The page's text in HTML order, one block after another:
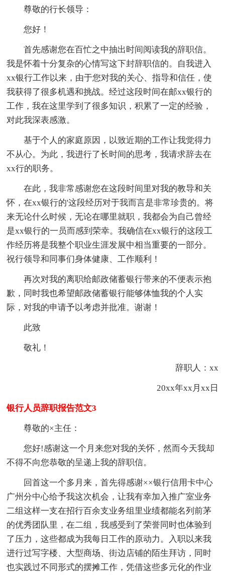
尊敬的行长领导：
您好！
首先感谢您在百忙之中抽出时间阅读我的辞职信。
我是怀着十分复杂的心情写这下封辞职信的。自我进入
xx银行工作以来，由于您对我的关心、指导和信任，使
我获得了很多机遇和挑战。经过这段时间在邮xx银行的
工作，我在这里学到了很多知识，积累了一定的经验，
对此我深表感激。
基于个人的家庭原因，以致近期的工作让我觉得力
不从心。为此，我进行了长时间的思考，我请求辞去在
xx行的职务。
在此，我非常感谢您在这段时间里对我的教导和关
怀，在xx银行的'这段经历对于我而言是非常珍贵的。将
来无论什么时候，无论在哪里就职，我都会为自己曾经
是xx银行的一员而感到荣幸。我确信在xx银行的这段工
作经历将是我整个职业生涯发展中相当重要的一部分。
祝行领导和同事们身体健康、工作顺利！
再次对我的离职给邮政储蓄银行带来的不便表示抱
歉，同时我也希望邮政储蓄银行能够体恤我的个人实
际，对我的申请予以考虑并批准。谢谢！
此致
敬礼！
辞职人：xx
20xx年xx月xx日
银行人员辞职报告范文3
尊敬的×主任：
您好!感谢这一个月来您对我的关怀，然而今天我却
不得不向您恭敬的呈递上我的辞职信。
回首这一个多月来，首先得感谢××银行信用卡中心
广州分中心给予我这次机会，让我有幸加入推广室业务
二组这样一支在招行百余支业务组里业绩都能名列前茅
的优秀团队里，在二组，我感受到了荣誉同时也体验到
了压力，这些都成为我每日工作的原动力。入职以来我
进行过写字楼、大型商场、街边店铺的陌生拜访，同时
也实践过不同形式的摆摊工作，凭借这些多元化的作业